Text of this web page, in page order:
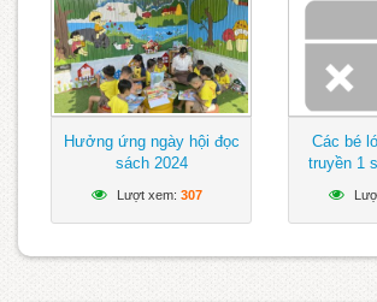
Hưởng ứng ngày hội đọc
sách 2024
Lượt xem: 307
Các bé
truyền 1